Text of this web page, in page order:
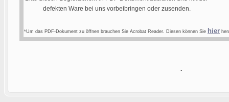
defekten Ware bei uns vorbeibringen oder zusenden.
*Um das PDF-Dokument zu öffnen brauchen Sie Acrobat Reader. Diesen können Sie hier
.